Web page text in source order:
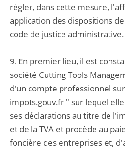
régler, dans cette mesure,
application des dispositions
code de justice administrative.
9. En premier lieu, il est
société Cutting Tools
d'un compte professionnel
impots.gouv.fr " sur lequel
ses déclarations au titre de
et de la TVA et procède au
foncière des entreprises et,